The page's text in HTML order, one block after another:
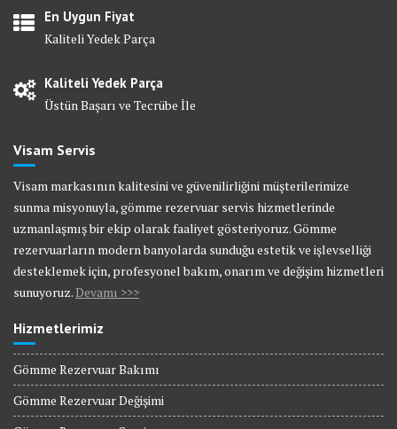
En Uygun Fiyat
Kaliteli Yedek Parça
Kaliteli Yedek Parça
Üstün Başarı ve Tecrübe İle
Visam Servis
Visam markasının kalitesini ve güvenilirliğini müşterilerimize
sunma misyonuyla, gömme rezervuar servis hizmetlerinde
uzmanlaşmış bir ekip olarak faaliyet gösteriyoruz. Gömme
rezervuarların modern banyolarda sunduğu estetik ve işlevselliği
desteklemek için, profesyonel bakım, onarım ve değişim hizmetleri
sunuyoruz. Devamı >>>
Hizmetlerimiz
Gömme Rezervuar Bakımı
Gömme Rezervuar Değişimi